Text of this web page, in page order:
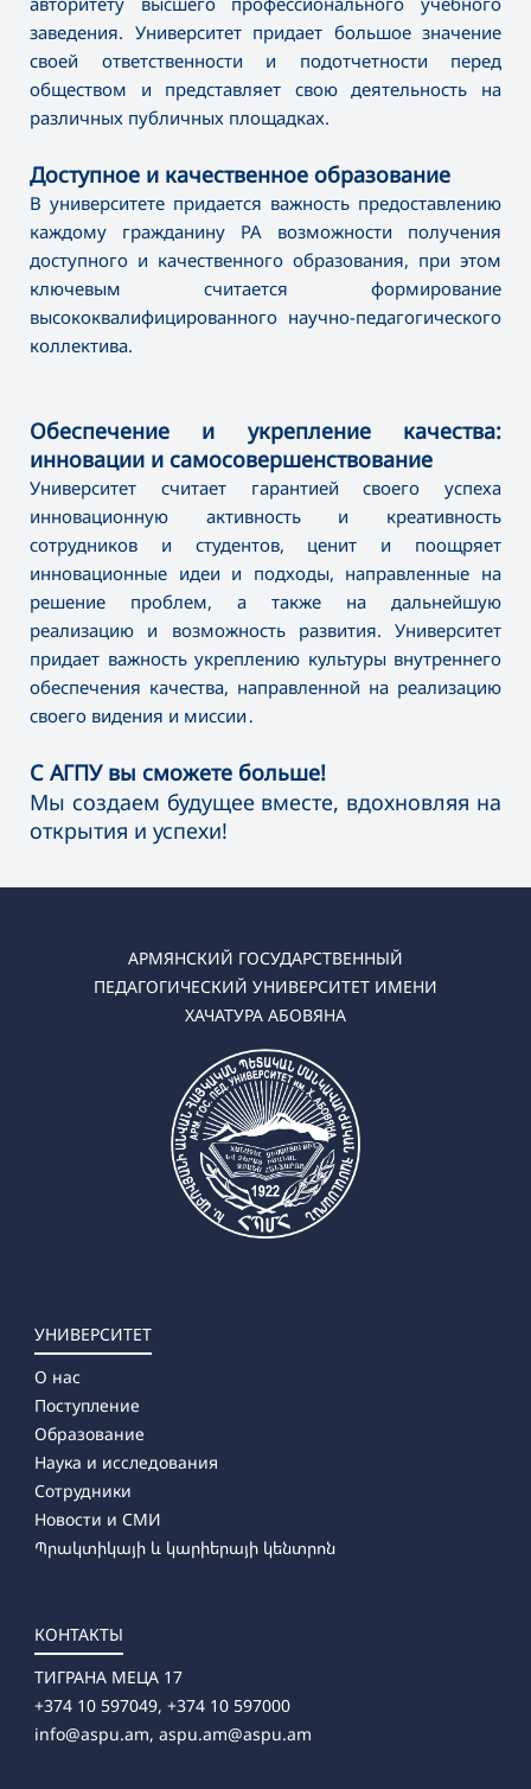
заведения. Университет придает большое значение
своей ответственности и подотчетности перед
обществом и представляет свою деятельность на
различных публичных площадках.
Доступное и качественное образование
В университете придается важность предоставлению
каждому гражданину РА возможности получения
доступного и качественного образования, при этом
ключевым считается формирование
высококвалифицированного научно-педагогического
коллектива.
Обеспечение и укрепление качества:
инновации и самосовершенствование
Университет считает гарантией своего успеха
инновационную активность и креативность
сотрудников и студентов, ценит и поощряет
инновационные идеи и подходы, направленные на
решение проблем, а также на дальнейшую
реализацию и возможность развития. Университет
придает важность укреплению культуры внутреннего
обеспечения качества, направленной на реализацию
своего видения и миссии․
С АГПУ вы сможете больше!
Мы создаем будущее вместе, вдохновляя на
открытия и успехи!
АРМЯНСКИЙ ГОСУДАРСТВЕННЫЙ
ПЕДАГОГИЧЕСКИЙ УНИВЕРСИТЕТ ИМЕНИ
ХАЧАТУРА АБОВЯНА
УНИВЕРСИТЕТ
О нас
Поступление
Образование
Наука и исследования
Сотрудники
Новости и СМИ
Պրակտիկայի և կարիերայի կենտրոն
КОНТАКТЫ
ТИГРАНА МЕЦА 17
+374 10 597049, +374 10 597000
info@aspu.am, aspu.am@aspu.am